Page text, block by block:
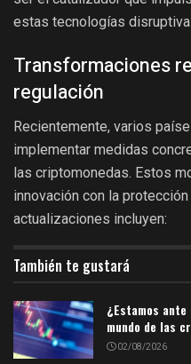
estas tecnologías
Transformaciones
regulación
Recientemente, varios
implementar medidas
las criptomonedas. Estos
innovación con la
actualizaciones incluyen:
También te gustará
¿Estamos
mundo de las
02/08/2026